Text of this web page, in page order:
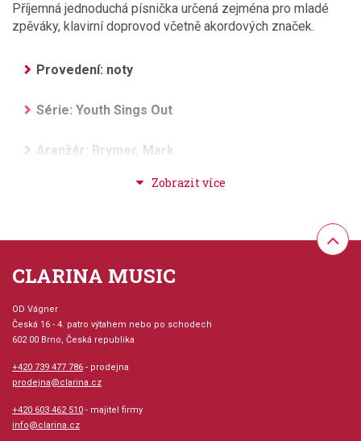
Příjemná jednoduchá písnička určená zejména pro mladé
zpěváky, klavirní doprovod včetně akordových značek.
Provedení: noty
Série: Youth Sings Out
Aranžér: Brymer, Mark
Hudební styl: populární + rocková hudba
Počet skladeb: 1
Počet stran: 12
Obsazení: trio, sbor
Odběr minimálně 3 kusy
CLARINA MUSIC
OD Vágner
Česká 16 - 4. patro výtahem nebo po schodech
602 00 Brno, Česká republika
+420 739 477 786 - prodejna
prodejna@clarina.cz
+420 603 462 510 - majitel firmy
info@clarina.cz